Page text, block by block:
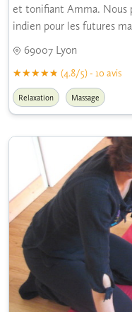
et tonifiant Amma. Nous
indien pour les futures
69007 Lyon
(4.8/5) - 10 avis
Relaxation Massage